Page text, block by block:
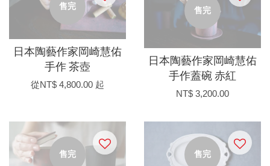
售完
日本陶藝作家岡崎慧佑
手作 茶壺
從NT$ 4,800.00 起
售完
日本陶藝作家岡崎慧佑
手作蓋碗 赤紅
NT$ 3,200.00
售完 售完